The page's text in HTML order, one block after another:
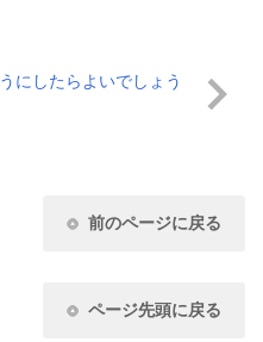
にしたらよいでしょう
前のページに戻る
ページ先頭に戻る